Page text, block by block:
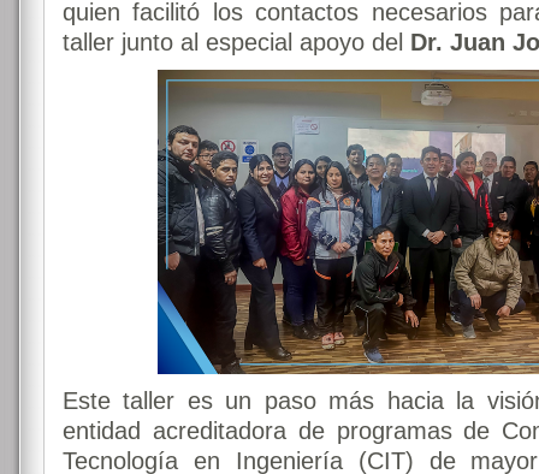
quien facilitó los contactos necesarios
taller junto al especial apoyo del Dr. Juan
Este taller es un paso más hacia la
entidad acreditadora de programas de
Tecnología en Ingeniería (CIT) de